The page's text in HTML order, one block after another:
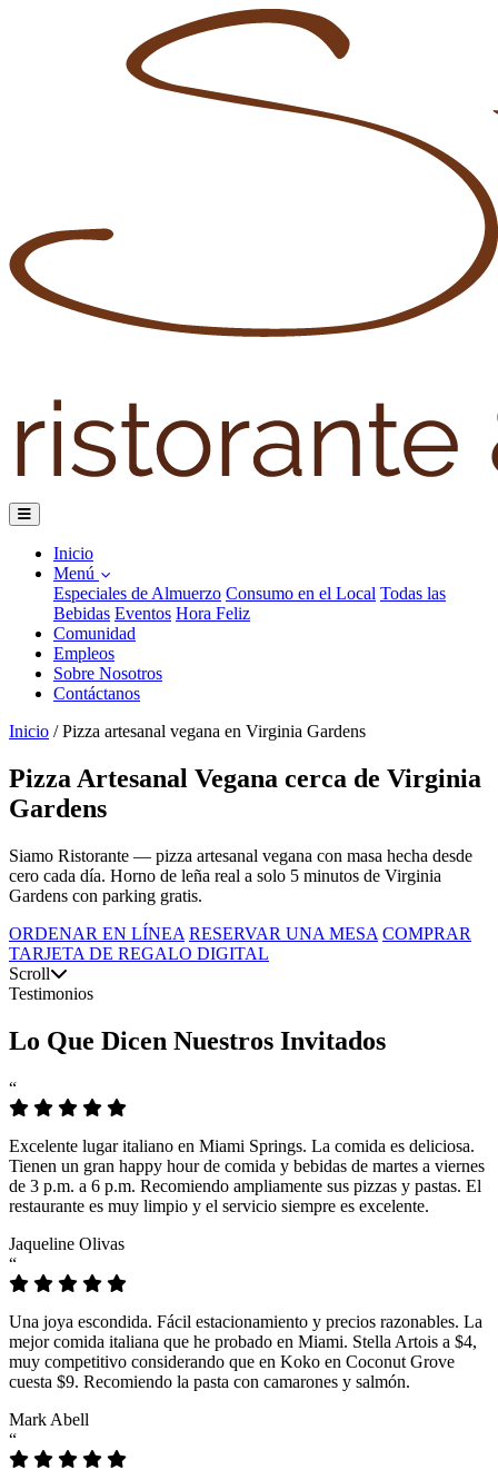
Inicio
Menú
Especiales de Almuerzo Consumo en el Local Todas las
Bebidas Eventos Hora Feliz
Comunidad
Empleos
Sobre Nosotros
Contáctanos
Inicio / Pizza artesanal vegana en Virginia Gardens
Pizza Artesanal Vegana cerca de Virginia
Gardens
Siamo Ristorante — pizza artesanal vegana con masa hecha desde
cero cada día. Horno de leña real a solo 5 minutos de Virginia
Gardens con parking gratis.
ORDENAR EN LÍNEA RESERVAR UNA MESA COMPRAR
TARJETA DE REGALO DIGITAL
Scroll
Testimonios
Lo Que Dicen Nuestros Invitados
“
Excelente lugar italiano en Miami Springs. La comida es deliciosa.
Tienen un gran happy hour de comida y bebidas de martes a viernes
de 3 p.m. a 6 p.m. Recomiendo ampliamente sus pizzas y pastas. El
restaurante es muy limpio y el servicio siempre es excelente.
Jaqueline Olivas
“
Una joya escondida. Fácil estacionamiento y precios razonables. La
mejor comida italiana que he probado en Miami. Stella Artois a $4,
muy competitivo considerando que en Koko en Coconut Grove
cuesta $9. Recomiendo la pasta con camarones y salmón.
Mark Abell
“